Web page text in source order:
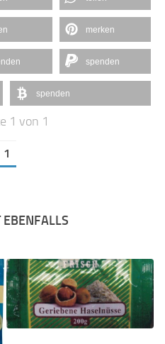
merken
spenden
spenden
1 von 1
1